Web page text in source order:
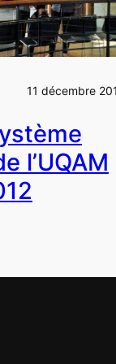
11 décembre
l’UQAM